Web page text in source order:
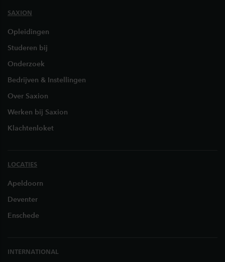
SAXION
Opleidingen
Studeren bij
Onderzoek
Bedrijven & Instellingen
Over Saxion
Werken bij Saxion
Klachtenloket
LOCATIES
Apeldoorn
Deventer
Enschede
INTERNATIONAL